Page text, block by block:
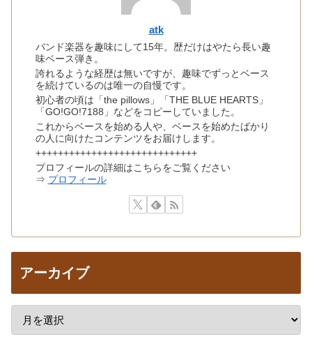
atk
バンド楽器を趣味にして15年。歴だけはやたら長い趣
味ベース弾き。
誇れるような経歴は無いですが、趣味でずっとベース
を続けているのは唯一の自慢です。
初心者の頃は「the pillows」「THE BLUE HEARTS」
「GO!GO!7188」などをコピーしていました。
これからベースを始める人や、ベースを始めたばかり
の人に向けたコンテンツをお届けします。
+++++++++++++++++++++++++++++
プロフィールの詳細はこちらをご覧ください
⇒ プロフィール
アーカイブ